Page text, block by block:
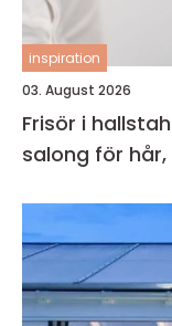
inspiration
03. August 2026
Frisör i hallstahammar
salong för